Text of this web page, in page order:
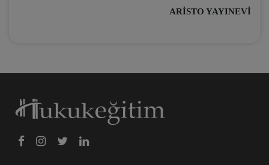
ARİSTO YAYINEVİ